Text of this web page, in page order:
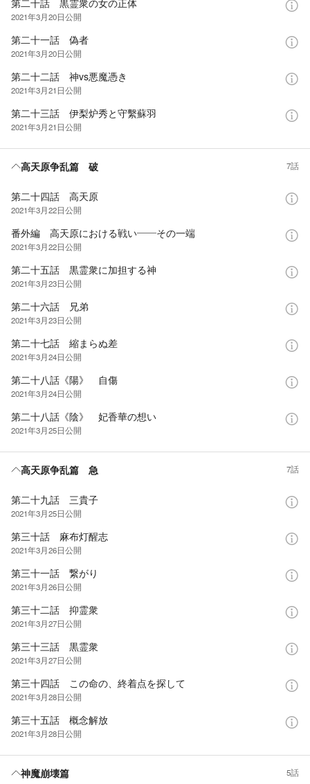
2021年3月20日公開
第二十一話 偽者
2021年3月20日公開
第二十二話 神vs悪魔憑き
2021年3月21日公開
第二十三話 伊梨炉秀と守繫蘇羽
2021年3月21日公開
高天原争乱篇 破 7話
第二十四話 高天原
2021年3月22日公開
番外編 高天原における戦い――その一端
2021年3月22日公開
第二十五話 黒霊衆に加担する神
2021年3月23日公開
第二十六話 兄弟
2021年3月23日公開
第二十七話 縮まらぬ差
2021年3月24日公開
第二十八話《陽》 自傷
2021年3月24日公開
第二十八話《陰》 妃香華の想い
2021年3月25日公開
高天原争乱篇 急 7話
第二十九話 三貴子
2021年3月25日公開
第三十話 麻布灯醒志
2021年3月26日公開
第三十一話 繋がり
2021年3月26日公開
第三十二話 抑霊衆
2021年3月27日公開
第三十三話 黒霊衆
2021年3月27日公開
第三十四話 この命の、終着点を探して
2021年3月28日公開
第三十五話 概念解放
2021年3月28日公開
神魔崩壊篇 5話